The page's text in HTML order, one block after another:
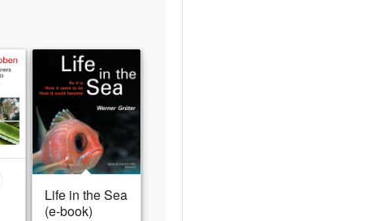
Life in the Sea
(e-book)